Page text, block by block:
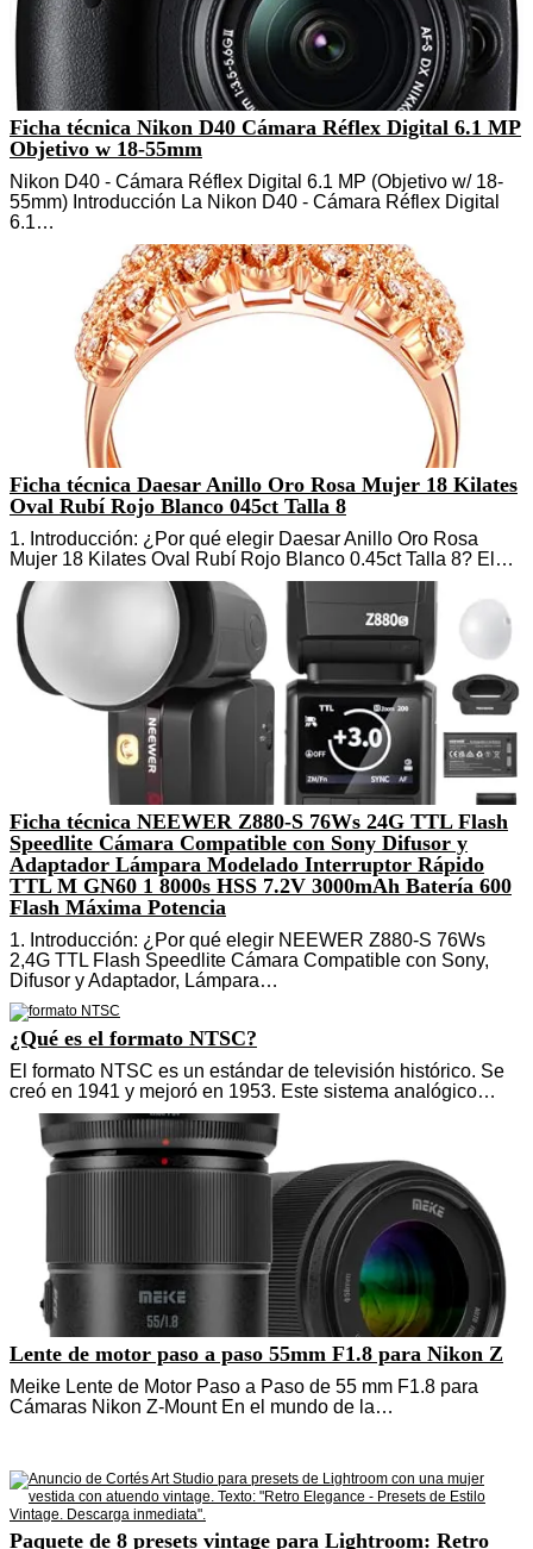
Ficha técnica Nikon D40 Cámara Réflex Digital 6.1 MP
Objetivo w 18-55mm
Nikon D40 - Cámara Réflex Digital 6.1 MP (Objetivo w/ 18-
55mm) Introducción La Nikon D40 - Cámara Réflex Digital
6.1…
Ficha técnica Daesar Anillo Oro Rosa Mujer 18 Kilates
Oval Rubí Rojo Blanco 045ct Talla 8
1. Introducción: ¿Por qué elegir Daesar Anillo Oro Rosa
Mujer 18 Kilates Oval Rubí Rojo Blanco 0.45ct Talla 8? El…
Ficha técnica NEEWER Z880-S 76Ws 24G TTL Flash
Speedlite Cámara Compatible con Sony Difusor y
Adaptador Lámpara Modelado Interruptor Rápido
TTL M GN60 1 8000s HSS 7.2V 3000mAh Batería 600
Flash Máxima Potencia
1. Introducción: ¿Por qué elegir NEEWER Z880-S 76Ws
2,4G TTL Flash Speedlite Cámara Compatible con Sony,
Difusor y Adaptador, Lámpara…
¿Qué es el formato NTSC?
El formato NTSC es un estándar de televisión histórico. Se
creó en 1941 y mejoró en 1953. Este sistema analógico…
Lente de motor paso a paso 55mm F1.8 para Nikon Z
Meike Lente de Motor Paso a Paso de 55 mm F1.8 para
Cámaras Nikon Z-Mount En el mundo de la…
Paquete de 8 presets vintage para Lightroom: Retro